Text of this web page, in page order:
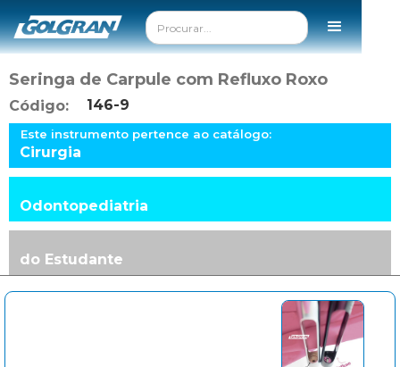
Seringa de Carpule com Refluxo Roxo
Código: 146-9
Este instrumento pertence ao catálogo:
Cirurgia
Odontopediatria
do Estudante